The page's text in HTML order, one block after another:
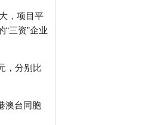
，项目平
三资”企业
，分别比
澳台同胞